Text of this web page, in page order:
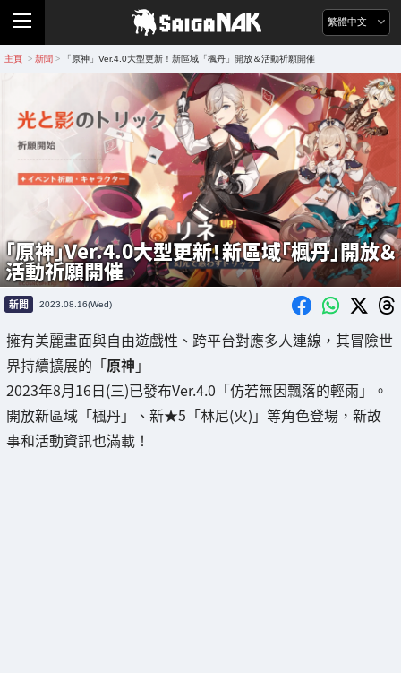
繁體中文
主頁 > 新聞 > 「原神」Ver.4.0大型更新！新區域「楓丹」開放＆活動祈願開催
「原神」Ver.4.0大型更新！新區域「楓丹」開放＆
活動祈願開催
新聞 2023.08.16(Wed)
擁有美麗畫面與自由遊戲性、跨平台對應多人連線，其冒險世
界持續擴展的「原神 」
2023年8月16日(三)已發布Ver.4.0「仿若無因飄落的輕雨」。
開放新區域「楓丹」、新★5「林尼(火)」等角色登場，新故
事和活動資訊也滿載！